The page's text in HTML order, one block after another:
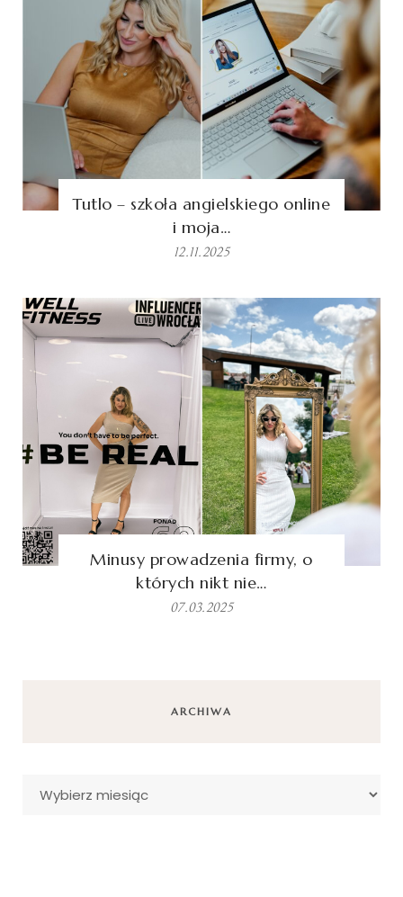
Tutlo – szkoła angielskiego online
i moja…
12.11.2025
Minusy prowadzenia firmy, o
których nikt nie…
07.03.2025
ARCHIWA